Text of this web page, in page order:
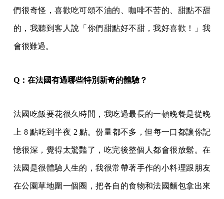
們很奇怪，喜歡吃可頌不油的、咖啡不苦的、甜點不甜
的，我聽到客人說「你們甜點好不甜，我好喜歡！」我
會很難過。
Q：在法國有過哪些特別新奇的體驗？
法國吃飯要花很久時間，我吃過最長的一頓晚餐是從晚
上 8 點吃到半夜 2 點。份量都不多，但每一口都讓你記
憶很深，覺得太驚豔了，吃完後整個人都會很放鬆。在
法國是很體驗人生的，我很常帶著手作的小料理跟朋友
在公園草地圍一個圈，把各自的食物和法國麵包拿出來